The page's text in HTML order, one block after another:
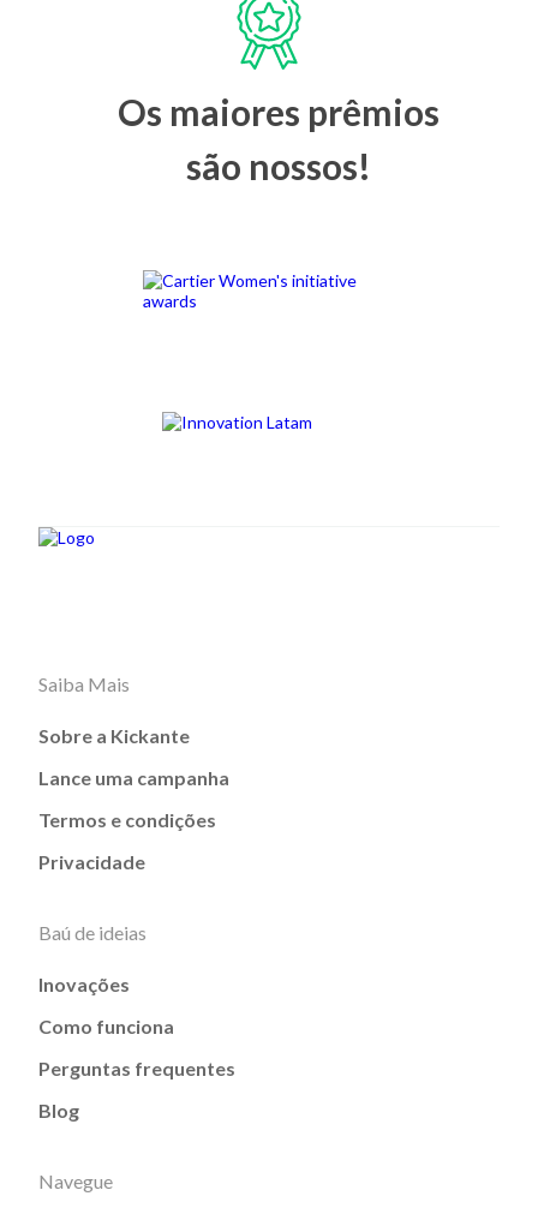
Os maiores prêmios
são nossos!
Saiba Mais
Sobre a Kickante
Lance uma campanha
Termos e condições
Privacidade
Baú de ideias
Inovações
Como funciona
Perguntas frequentes
Blog
Navegue